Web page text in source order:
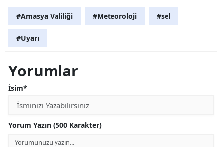
#Amasya Valiliği #Meteoroloji #sel
#Uyarı
Yorumlar
İsim*
Yorum Yazın (500 Karakter)